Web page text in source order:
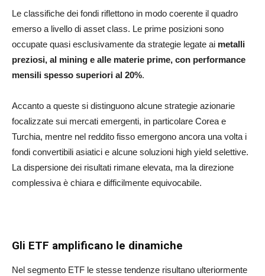
Le classifiche dei fondi riflettono in modo coerente il quadro
emerso a livello di asset class. Le prime posizioni sono
occupate quasi esclusivamente da strategie legate ai metalli
preziosi, al mining e alle materie prime, con performance
mensili spesso superiori al 20%.
Accanto a queste si distinguono alcune strategie azionarie
focalizzate sui mercati emergenti, in particolare Corea e
Turchia, mentre nel reddito fisso emergono ancora una volta i
fondi convertibili asiatici e alcune soluzioni high yield selettive.
La dispersione dei risultati rimane elevata, ma la direzione
complessiva è chiara e difficilmente equivocabile.
Gli ETF amplificano le dinamiche
Nel segmento ETF le stesse tendenze risultano ulteriormente